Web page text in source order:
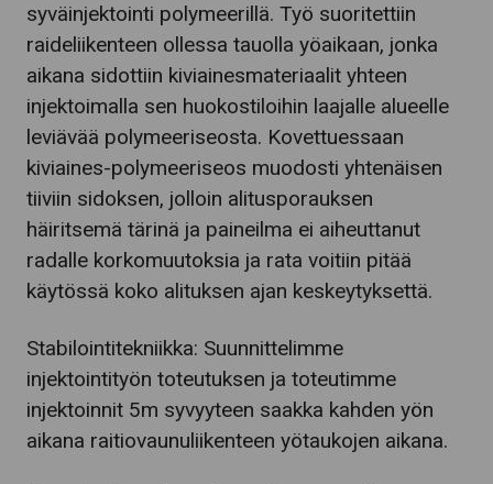
syväinjektointi polymeerillä. Työ suoritettiin
raideliikenteen ollessa tauolla yöaikaan, jonka
aikana sidottiin kiviainesmateriaalit yhteen
injektoimalla sen huokostiloihin laajalle alueelle
leviävää polymeeriseosta. Kovettuessaan
kiviaines-polymeeriseos muodosti yhtenäisen
tiiviin sidoksen, jolloin alitusporauksen
häiritsemä tärinä ja paineilma ei aiheuttanut
radalle korkomuutoksia ja rata voitiin pitää
käytössä koko alituksen ajan keskeytyksettä.
Stabilointitekniikka: Suunnittelimme
injektointityön toteutuksen ja toteutimme
injektoinnit 5m syvyyteen saakka kahden yön
aikana raitiovaunuliikenteen yötaukojen aikana.